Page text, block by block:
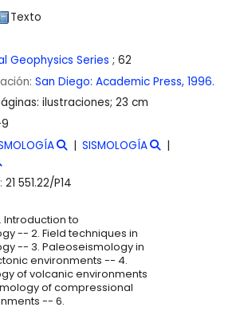
Texto
Geophysics Series ; 62
San Diego: Academic Press, 1996.
ilustraciones; 23 cm
SISMOLOGÍA
21 551.22/P14
Introduction to
-- 2. Field techniques in
-- 3. Paleoseismology in
environments -- 4.
of volcanic environments
of compressional
-- 6.